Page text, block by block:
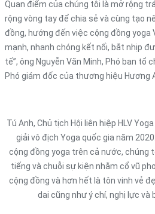
Quan điểm của chúng tôi là mở rộng
rộng vòng tay để chia sẻ và cùng tạo
đồng, hướng đến việc cộng đồng yoga
mạnh, nhanh chóng kết nối, bắt nhịp
tế”, ông Nguyễn Văn Minh, Phó ban tổ
Phó giám đốc của thương hiệu Hương
Tú Anh, Chủ tịch Hội liên hiệp HLV
giải vô địch Yoga quốc gia năm
cộng đồng yoga trên cả nước, chúng
tiếng và chuỗi sự kiện nhằm cổ vũ
cộng đồng và hơn hết là tôn vinh vẻ
dai cũng như ý chí, nghị lực và